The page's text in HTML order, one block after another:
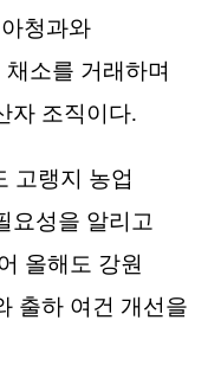
청과와
소를 거래하며
자 조직이다.
고랭지 농업
요성을 알리고
올해도 강원
출하 여건 개선을